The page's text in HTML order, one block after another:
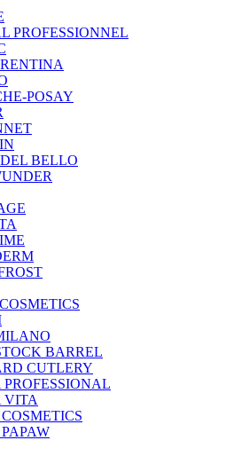
PROFESSIONNEL
POSAY
BELLO
BARREL
CUTLERY
VITA